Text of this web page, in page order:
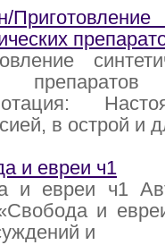
в острой и
и евреи ч1
и евреи ч1
и
и